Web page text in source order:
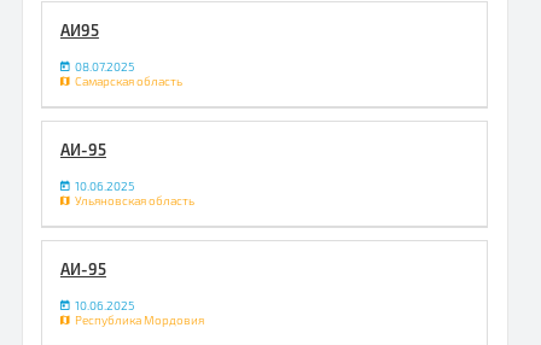
АИ95
08.07.2025
Самарская область
АИ-95
10.06.2025
Ульяновская область
АИ-95
10.06.2025
Республика Мордовия